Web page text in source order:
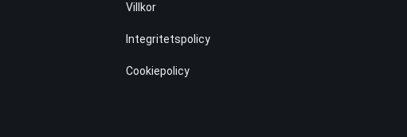
Villkor
Integritetspolicy
Cookiepolicy